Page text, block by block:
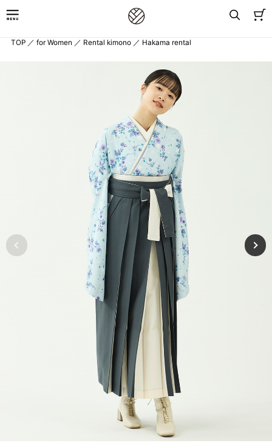
TOP ／ for Women ／ Rental kimono ／ Hakama rental